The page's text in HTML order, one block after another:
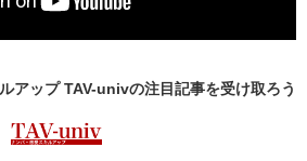
アップ TAV-univの注目記事を受け取ろう